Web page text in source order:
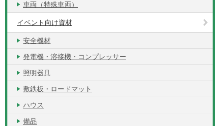
車両（特殊車両）
イベント向け資材
安全機材
発電機・溶接機・コンプレッサー
照明器具
敷鉄板・ロードマット
ハウス
備品